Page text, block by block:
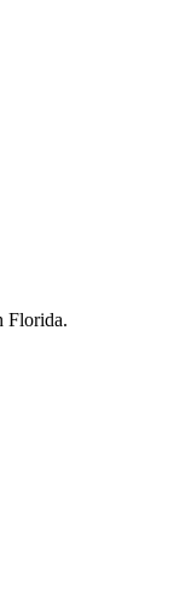
Florida.